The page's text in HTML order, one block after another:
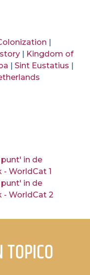
Kingdom of
Sint Eustatius
in de
WorldCat 1
in de
WorldCat 2